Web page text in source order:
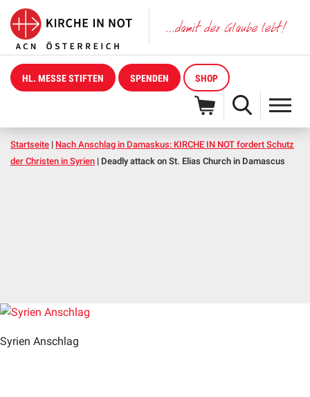
HL. MESSE STIFTEN SPENDEN SHOP
Startseite | Nach Anschlag in Damaskus: KIRCHE IN NOT fordert Schutz
der Christen in Syrien | Deadly attack on St. Elias Church in Damascus
Syrien Anschlag